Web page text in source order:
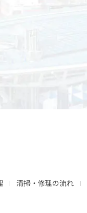
清掃・修理の流れ